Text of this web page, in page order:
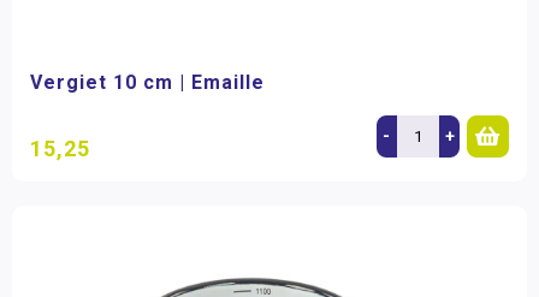
Vergiet 10 cm | Emaille
15,25 - +